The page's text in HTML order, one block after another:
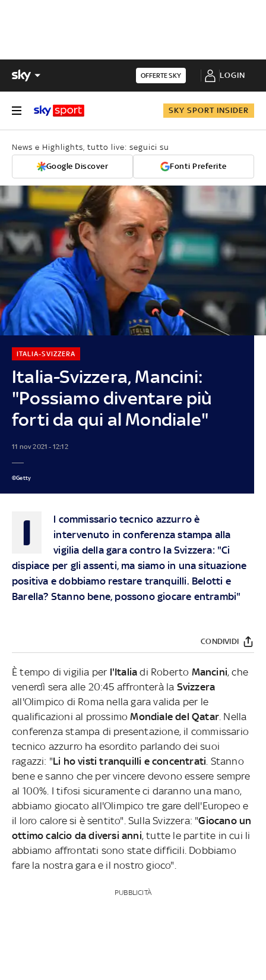
OFFERTE SKY LOGIN
SKY SPORT INSIDER
News e Highlights, tutto live: seguici su
Google Discover Fonti Preferite
Italia-Svizzera, Mancini:
"Possiamo diventare più
forti da qui al Mondiale"
ITALIA-SVIZZERA
11 nov 2021 - 12:12
©Getty
I
l commissario tecnico azzurro è
intervenuto in conferenza stampa alla
vigilia della gara contro la Svizzera: "Ci
dispiace per gli assenti, ma siamo in una situazione
positiva e dobbiamo restare tranquilli. Belotti e
Barella? Stanno bene, possono giocare entrambi"
CONDIVIDI
È tempo di vigilia per l'Italiadi Roberto Mancini, che
venerdì sera alle 20:45 affronterà la Svizzera
all'Olimpico di Roma nella gara valida per le
qualificazioni al prossimoMondiale del Qatar . Nella
conferenza stampa di presentazione, il commissario
tecnico azzurro ha esordito parlando dei suoi
ragazzi: "Li ho visti tranquilli e concentrati . Stanno
bene e sanno che per vincere devono essere sempre
al 100%. I tifosi sicuramente ci daranno una mano,
abbiamo giocato all'Olimpico tre gare dell'Europeo e
il loro calore si è sentito". Sulla Svizzera: "Giocano un
ottimo calcio da diversi anni, tutte le partite in cui li
abbiamo affrontati sono state difficili. Dobbiamo
fare la nostra gara e il nostro gioco".
PUBBLICITÀ